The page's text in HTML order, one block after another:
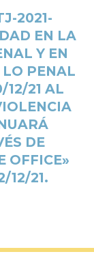
2021-
EN LA
Y EN
PENAL
12/21 AL
DE
OFFICE»
12/21.